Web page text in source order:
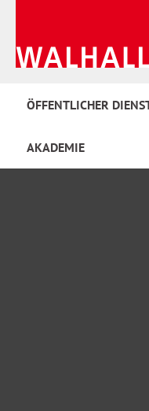
ÖFFENTLICHER
AKADEMIE